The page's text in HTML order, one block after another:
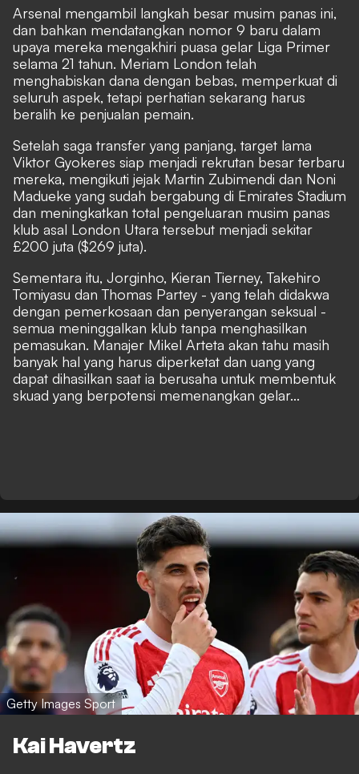
Arsenal mengambil langkah besar musim panas ini,
dan bahkan mendatangkan nomor 9 baru dalam
upaya mereka mengakhiri puasa gelar Liga Primer
selama 21 tahun. Meriam London telah
menghabiskan dana dengan bebas, memperkuat di
seluruh aspek, tetapi perhatian sekarang harus
beralih ke penjualan pemain.
Setelah saga transfer yang panjang, target lama
Viktor Gyokeres siap menjadi rekrutan besar terbaru
mereka, mengikuti jejak Martin Zubimendi dan Noni
Madueke yang sudah bergabung di Emirates Stadium
dan meningkatkan total pengeluaran musim panas
klub asal London Utara tersebut menjadi sekitar
£200 juta ($269 juta).
Sementara itu, Jorginho, Kieran Tierney, Takehiro
Tomiyasu dan Thomas Partey - yang telah didakwa
dengan pemerkosaan dan penyerangan seksual -
semua meninggalkan klub tanpa menghasilkan
pemasukan. Manajer Mikel Arteta akan tahu masih
banyak hal yang harus diperketat dan uang yang
dapat dihasilkan saat ia berusaha untuk membentuk
skuad yang berpotensi memenangkan gelar...
Getty Images Sport
Kai Havertz